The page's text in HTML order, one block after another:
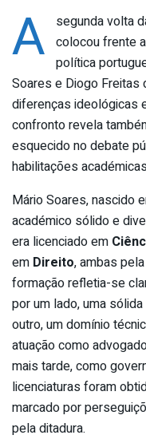
A
segunda volta
colocou frente
política
Soares e Diogo Freitas
diferenças ideológicas
confronto revela
esquecido no debate
habilitações
Mário Soares, nascido
académico sólido e
era licenciado em
em Direito, ambas
formação refletia-se
por um lado, uma
outro, um domínio
atuação como
mais tarde, como
licenciaturas foram
marcado por
pela ditadura.